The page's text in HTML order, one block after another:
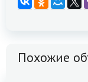
Похожие